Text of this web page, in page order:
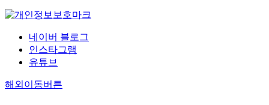
네이버 블로그
인스타그램
유튜브
해외이동버튼